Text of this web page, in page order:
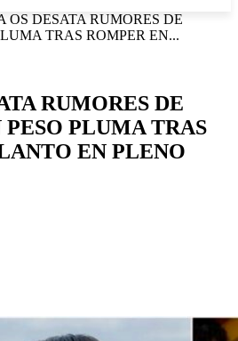
OS DESATA RUMORES DE
TRAS ROMPER EN...
RUMORES DE
PLUMA TRAS
EN PLENO